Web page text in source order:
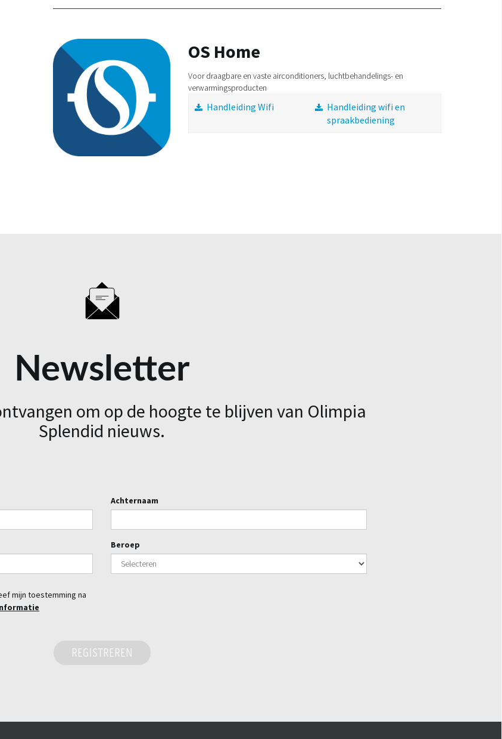
OS Home
Voor draagbare en vaste airconditioners, luchtbehandelings- en
verwarmingsproducten
Handleiding Wifi
Handleiding wifi en
spraakbediening
Newsletter
om op de hoogte te blijven van Olimpia
Splendid nieuws.
Achternaam
Beroep
mijn toestemming na
REGISTREREN